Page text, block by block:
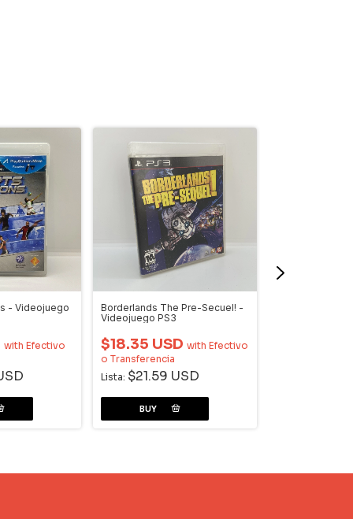
- Videojuego
with Efectivo
Borderlands The Pre-Secuel! -
Videojuego PS3
$18.35 USD with Efectivo
o Transferencia
Lista: $21.59 USD